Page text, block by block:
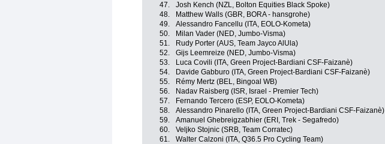
47.
Josh Kench (NZL, Bolton Equities Black Spoke)
48.
Matthew Walls (GBR, BORA - hansgrohe)
49.
Alessandro Fancellu (ITA, EOLO-Kometa)
50.
Milan Vader (NED, Jumbo-Visma)
51.
Rudy Porter (AUS, Team Jayco AlUla)
52.
Gijs Leemreize (NED, Jumbo-Visma)
53.
Luca Covili (ITA, Green Project-Bardiani CSF-Faizanè)
54.
Davide Gabburo (ITA, Green Project-Bardiani CSF-Faizanè)
55.
Rémy Mertz (BEL, Bingoal WB)
56.
Nadav Raisberg (ISR, Israel - Premier Tech)
57.
Fernando Tercero (ESP, EOLO-Kometa)
58.
Alessandro Pinarello (ITA, Green Project-Bardiani CSF-Faizanè)
59.
Amanuel Ghebreigzabhier (ERI, Trek - Segafredo)
60.
Veljko Stojnic (SRB, Team Corratec)
61.
Walter Calzoni (ITA, Q36.5 Pro Cycling Team)